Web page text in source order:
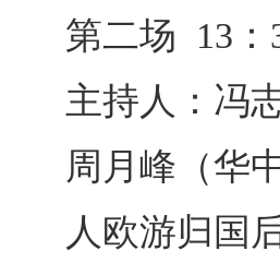
第二场 13：
主持人：冯
周月峰（华
人欧游归国